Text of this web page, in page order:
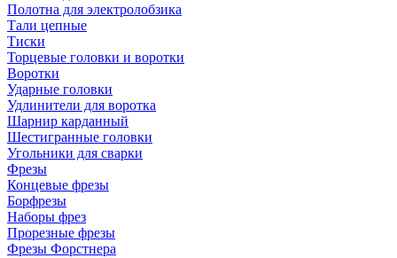
Полотна для электролобзика
Тали цепные
Тиски
Торцевые головки и воротки
Воротки
Ударные головки
Удлинители для воротка
Шарнир карданный
Шестигранные головки
Угольники для сварки
Фрезы
Концевые фрезы
Борфрезы
Наборы фрез
Прорезные фрезы
Фрезы Форстнера